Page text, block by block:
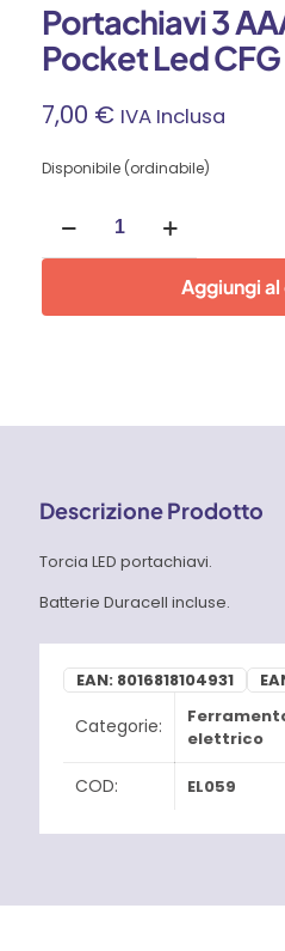
Portachiavi 3
Pocket Led CFG
7,00 € IVA Inclusa
Disponibile (ordinabile)
AAA
Led
Aggiungi
Descrizione Prodotto
Torcia LED portachiavi.
Batterie Duracell incluse.
EAN: 8016818104931
Categorie:
elettrico
COD: EL059